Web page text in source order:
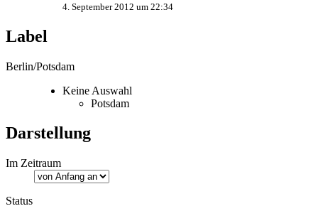
4. September 2012 um 22:34
Label
Berlin/Potsdam
Keine Auswahl
Potsdam
Darstellung
Im Zeitraum
Status